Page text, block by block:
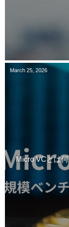
March 25 2026
Micro VCとは